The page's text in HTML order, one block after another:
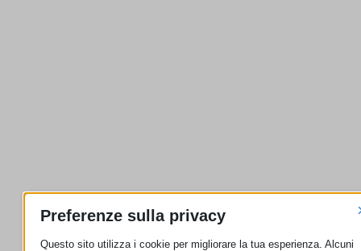
Preferenze sulla privacy
Questo sito utilizza i cookie per migliorare la tua esperienza. Alcuni